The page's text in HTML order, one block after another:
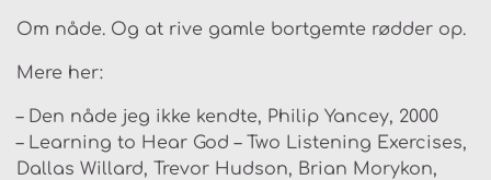
Om nåde. Og at rive gamle bortgemte rødder op.
Mere her:
– Den nåde jeg ikke kendte, Philip Yancey, 2000
– Learning to Hear God – Two Listening Exercises,
Dallas Willard, Trevor Hudson, Brian Morykon,